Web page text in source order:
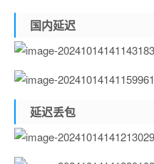
国内延迟
延迟丢包